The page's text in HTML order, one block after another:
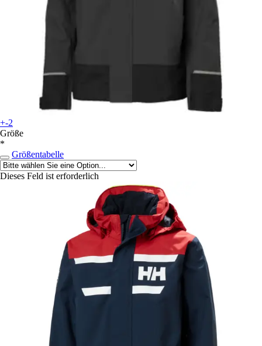
+-2
Größe
*
Größentabelle
Dieses Feld ist erforderlich